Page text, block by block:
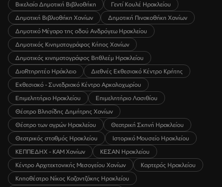
Βικελαία Δημοτική Βιβλιοθήκη
Γεντί Κουλέ Ηρακλείου
Δημοτική Βιβλιοθήκη Χανίων
Δημοτική Πινακοθήκη Χανίων
Δημοτικό Μέγαρο της οδού Ανδρόγεω Ηρακλείου
Δημοτικός Κινηματογράφος Κήπος Χανίων
Δημοτικός κινηματογράφος Βηθλεέμ Ηρακλείου
ΔιαRτηρητέο Ηράκλειο
Διεθνές Εκθεσιακό Κέντρο Κρήτης
Εκθεσιακό - Συνεδριακό Κέντρο Αρκαλοχωρίου
Επιμελητήριο Ηρακλείου
Επιμελητήριο Λασιθίου
Θέατρο Βλησίδης Δημήτρης Χανίων
Θέατρο των αγρών Ηρακλείου
Θεατρική Σκηνή Ηρακλείου
Θεατρικός σταθμός Ηρακλείου
Ιστορικό Μουσείο Ηρακλείου
ΚΕΠΠΕΔΗΧ - ΚΑΜ Χανίων
ΚΕΣΑΝ Ηρακλείου
Κέντρο Αρχιτεκτονικής Μεσογείου Χανίων
Καρτερός Ηρακλείου
Κηποθέατρο Νίκος Καζαντζάκης Ηρακλείου